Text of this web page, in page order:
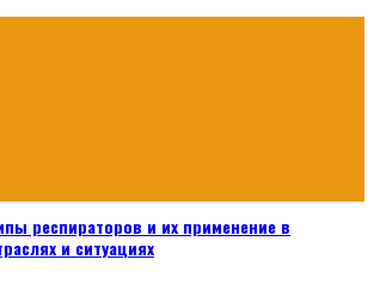
респираторов и их применение в
и ситуациях